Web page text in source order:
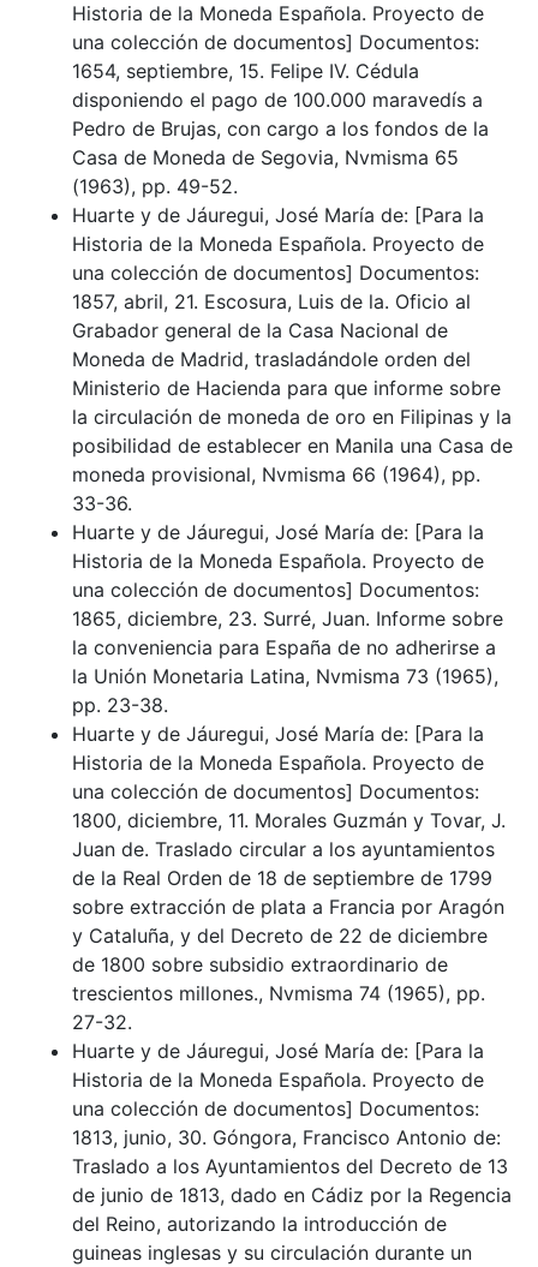
Historia de la Moneda Española. Proyecto de
una colección de documentos] Documentos:
1654, septiembre, 15. Felipe IV. Cédula
disponiendo el pago de 100.000 maravedís a
Pedro de Brujas, con cargo a los fondos de la
Casa de Moneda de Segovia, Nvmisma 65
(1963), pp. 49-52.
Huarte y de Jáuregui, José María de: [Para la
Historia de la Moneda Española. Proyecto de
una colección de documentos] Documentos:
1857, abril, 21. Escosura, Luis de la. Oficio al
Grabador general de la Casa Nacional de
Moneda de Madrid, trasladándole orden del
Ministerio de Hacienda para que informe sobre
la circulación de moneda de oro en Filipinas y la
posibilidad de establecer en Manila una Casa de
moneda provisional, Nvmisma 66 (1964), pp.
33-36.
Huarte y de Jáuregui, José María de: [Para la
Historia de la Moneda Española. Proyecto de
una colección de documentos] Documentos:
1865, diciembre, 23. Surré, Juan. Informe sobre
la conveniencia para España de no adherirse a
la Unión Monetaria Latina, Nvmisma 73 (1965),
pp. 23-38.
Huarte y de Jáuregui, José María de: [Para la
Historia de la Moneda Española. Proyecto de
una colección de documentos] Documentos:
1800, diciembre, 11. Morales Guzmán y Tovar, J.
Juan de. Traslado circular a los ayuntamientos
de la Real Orden de 18 de septiembre de 1799
sobre extracción de plata a Francia por Aragón
y Cataluña, y del Decreto de 22 de diciembre
de 1800 sobre subsidio extraordinario de
trescientos millones., Nvmisma 74 (1965), pp.
27-32.
Huarte y de Jáuregui, José María de: [Para la
Historia de la Moneda Española. Proyecto de
una colección de documentos] Documentos:
1813, junio, 30. Góngora, Francisco Antonio de:
Traslado a los Ayuntamientos del Decreto de 13
de junio de 1813, dado en Cádiz por la Regencia
del Reino, autorizando la introducción de
guineas inglesas y su circulación durante un